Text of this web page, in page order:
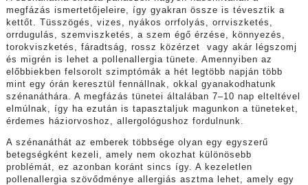
megfázás ismertetőjeleire, így gyakran össze is tévesztik a
kettőt. Tüsszögés, vizes, nyákos orrfolyás, orrviszketés,
orrdugulás, szemviszketés, a szem égő érzése, könnyezés,
torokviszketés, fáradtság, rossz közérzet vagy akár légszomj
és migrén is lehet a pollenallergia tünete. Amennyiben az
előbbiekben felsorolt szimptómák a hét legtöbb napján több
mint egy órán keresztül fennállnak, okkal gyanakodhatunk
szénanáthára. A megfázás tünetei általában 7–10 nap elteltével
elmúlnak, így ha ezután is tapasztaljuk magunkon a tüneteket,
érdemes háziorvoshoz, allergológushoz fordulnunk.
A szénanáthát az emberek többsége olyan egy egyszerű
betegségként kezeli, amely nem okozhat különösebb
problémát, ez azonban koránt sincs így. A kezeletlen
pollenallergia szövődménye allergiás asztma lehet, amely egy